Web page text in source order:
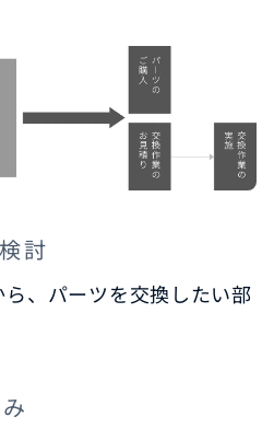
討
、パーツを交換したい部